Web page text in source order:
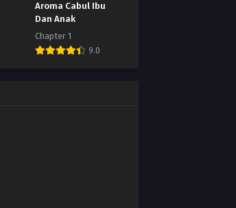
Aroma Cabul Ibu
Dan Anak
Chapter 1
9.0